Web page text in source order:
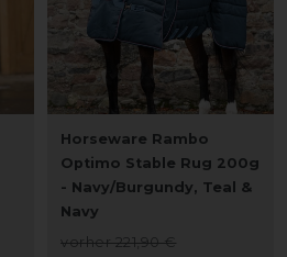
Horseware Rambo
Optimo Stable Rug 200g
- Navy/Burgundy, Teal &
Navy
vorher 221,90 €